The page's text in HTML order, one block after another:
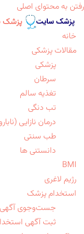
رفتن به محتوای اصلی
پزشک
خانه
مقالات پزشکی
پزشکی
سرطان
تغذیه سالم
تب دنگی
درمان نازایی
طب سنتی
دانستنی ها
BMI
رژیم لاغری
استخدام پزشک
جست‌وجوی
ثبت آگهی